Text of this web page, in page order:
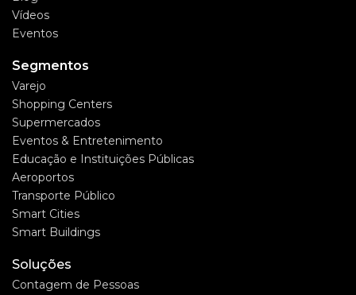
Vídeos
Eventos
Segmentos
Varejo
Shopping Centers
Supermercados
Eventos & Entretenimento
Educação e Instituições Públicas
Aeroportos
Transporte Público
Smart Cities
Smart Buildings
Soluções
Contagem de Pessoas